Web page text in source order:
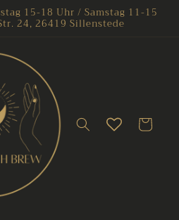
15-18 Uhr / Samstag 11-15
24, 26419 Sillenstede
Warenkorb